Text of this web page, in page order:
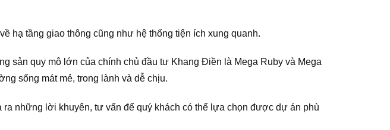
hạ tầng giao thông cũng như hệ thống tiện ích xung quanh.
sản quy mô lớn của chính chủ đầu tư Khang Điền là Mega Ruby và Mega
sống mát mẻ, trong lành và dễ chịu.
những lời khuyên, tư vấn để quý khách có thể lựa chọn được dự án phù